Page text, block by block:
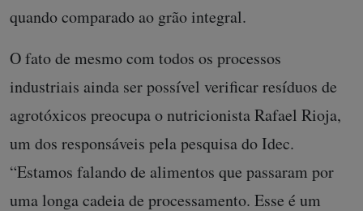
quando comparado ao grão integral.
O fato de mesmo com todos os processos
industriais ainda ser possível verificar resíduos de
agrotóxicos preocupa o nutricionista Rafael Rioja,
um dos responsáveis pela pesquisa do Idec.
“Estamos falando de alimentos que passaram por
uma longa cadeia de processamento. Esse é um